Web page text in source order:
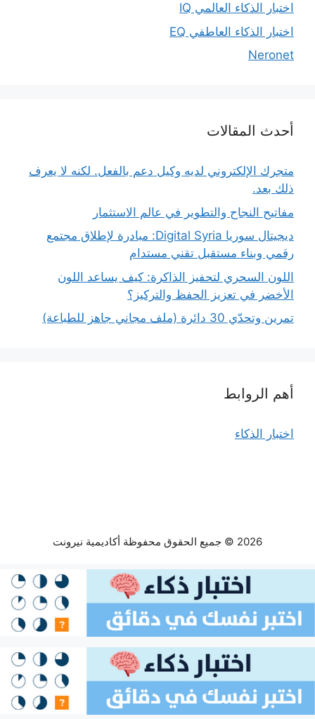
اختبار الذكاء العالمي IQ
اختبار الذكاء العاطفي EQ
Neronet
أحدث المقالات
متجرك الإلكتروني لديه وكيل دعم بالفعل. لكنه لا يعرف
ذلك بعد.
مفاتيح النجاح والتطوير في عالم الاستثمار
ديجيتال سوريا Digital Syria: مبادرة لإطلاق مجتمع
رقمي وبناء مستقبل تقني مستدام
اللون السحري لتحفيز الذاكرة: كيف يساعد اللون
الأخضر في تعزيز الحفظ والتركيز؟
تمرين وتحدّي 30 دائرة (ملف مجاني جاهز للطباعة)
أهم الروابط
اختبار الذكاء
2026 © جميع الحقوق محفوظة أكاديمية نيرونت